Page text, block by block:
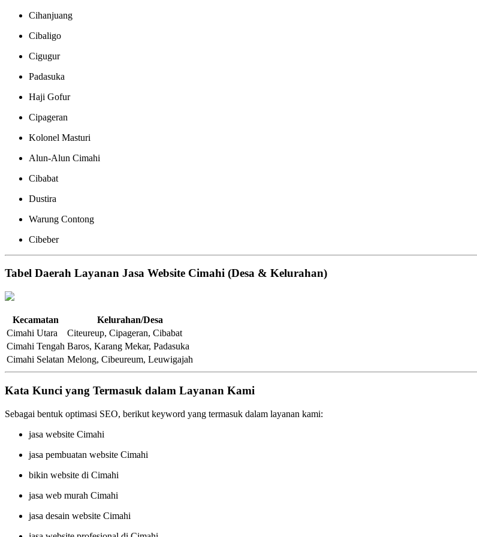
Cihanjuang
Cibaligo
Cigugur
Padasuka
Haji Gofur
Cipageran
Kolonel Masturi
Alun-Alun Cimahi
Cibabat
Dustira
Warung Contong
Cibeber
Tabel Daerah Layanan Jasa Website Cimahi (Desa & Kelurahan)
Kecamatan
Kelurahan/Desa
Cimahi Utara
Citeureup, Cipageran, Cibabat
Cimahi Tengah Baros, Karang Mekar, Padasuka
Cimahi Selatan Melong, Cibeureum, Leuwigajah
Kata Kunci yang Termasuk dalam Layanan Kami
Sebagai bentuk optimasi SEO, berikut keyword yang termasuk dalam layanan kami:
jasa website Cimahi
jasa pembuatan website Cimahi
bikin website di Cimahi
jasa web murah Cimahi
jasa desain website Cimahi